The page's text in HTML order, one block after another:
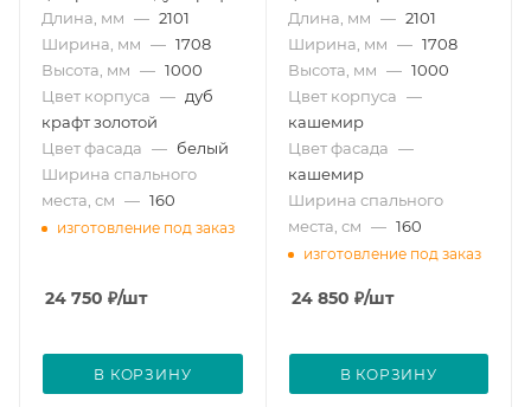
Длина, мм — 2101
Ширина, мм — 1708
Высота, мм — 1000
Цвет корпуса — дуб
крафт золотой
Цвет фасада — белый
Ширина спального
места, см — 160
изготовление под заказ
24 750 ₽/шт
В КОРЗИНУ
Длина, мм — 2101
Ширина, мм — 1708
Высота, мм — 1000
Цвет корпуса —
кашемир
Цвет фасада —
кашемир
Ширина спального
места, см — 160
изготовление под заказ
24 850 ₽/шт
В КОРЗИНУ